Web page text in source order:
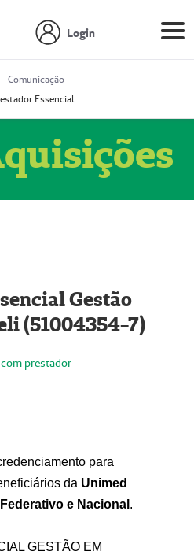
Login
Comunicação
Prestador Essencial Gestão em Saúde Ereli (51004354-7)
Gestão
(51004354-7)
prestador
para
da Unimed
e Nacional .
GESTÃO EM